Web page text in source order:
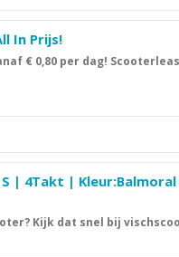
In Prijs!
€ 0,80 per dag!
S | 4Takt | Kleur:Balmoral
Kijk dat snel bij